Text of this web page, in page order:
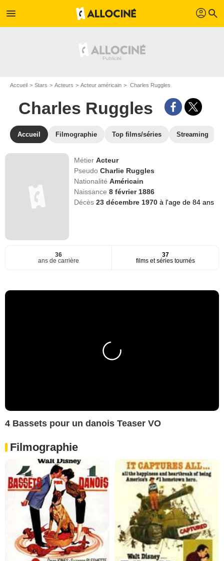
menu profil search
Accueil Stars Acteurs Acteur américain Charles Ruggles
Charles Ruggles
Accueil Filmographie Top films/séries Streaming
MétierActeur
PseudoCharlie Ruggles
NationalitéAméricain
Naissance8 février 1886
Décès23 décembre 1970à l'age de 84 ans
36
ans de carrière
37
films et séries tournés
4 Bassets pour un danois Teaser VO
Filmographie